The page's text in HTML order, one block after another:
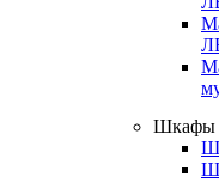
Шкафы